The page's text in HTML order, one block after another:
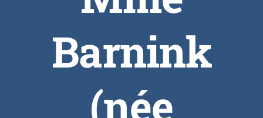
Barnink
(née